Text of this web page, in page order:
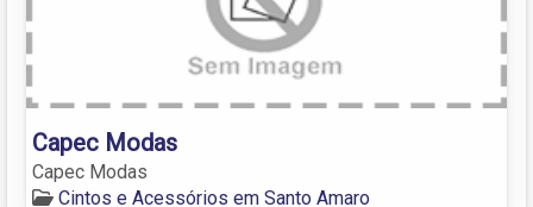
Capec Modas
Capec Modas
Cintos e Acessórios em Santo Amaro